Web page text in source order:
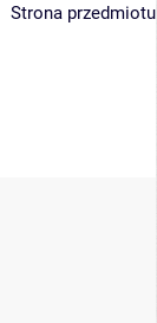
Strona przedmiotu